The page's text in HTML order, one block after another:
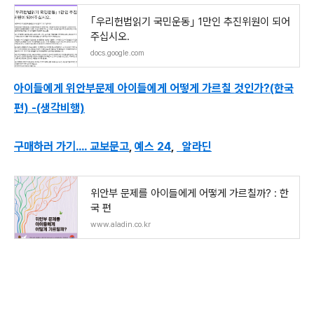
｢우리헌법읽기 국민운동｣ 1만인 추진위원이 되어
주십시오.
docs.google.com
아이들에게 위안부문제 아이들에게 어떻게 가르칠 것인가?(한국
편) -(생각비행)
구매하러 가기.... 교보문고, 예스 24, 알라딘
위안부 문제를 아이들에게 어떻게 가르칠까? : 한
국 편
www.aladin.co.kr